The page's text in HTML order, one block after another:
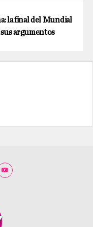
la final del Mundial
argumentos